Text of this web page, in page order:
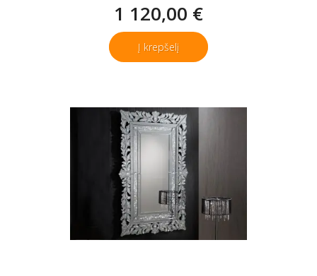
1 120,00 €
Į krepšelį